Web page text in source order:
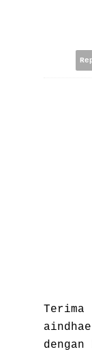
Terima